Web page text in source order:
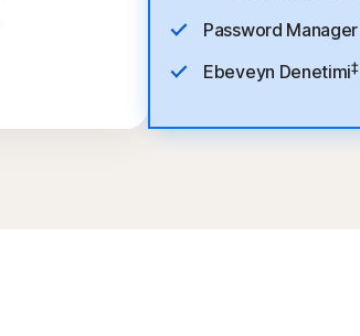
Password Manager
Ebeveyn Denetimi‡